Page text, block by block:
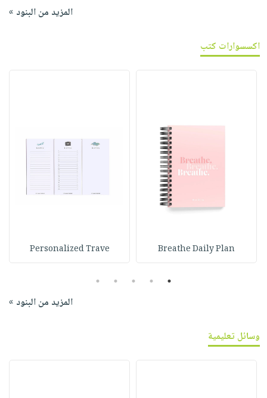
المزيد من البنود »
اكسسوارات كتب
Breathe Daily Plan
Personalized Trave
1
2
3
4
5
المزيد من البنود »
وسائل تعليمية